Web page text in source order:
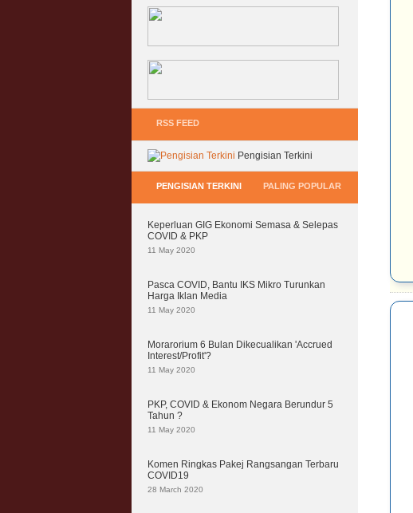
RSS FEED
Pengisian Terkini
PENGISIAN TERKINI PALING POPULAR
Keperluan GIG Ekonomi Semasa & Selepas
COVID & PKP
11 May 2020
Pasca COVID, Bantu IKS Mikro Turunkan
Harga Iklan Media
11 May 2020
Morarorium 6 Bulan Dikecualikan 'Accrued
Interest/Profit'?
11 May 2020
PKP, COVID & Ekonom Negara Berundur 5
Tahun ?
11 May 2020
Komen Ringkas Pakej Rangsangan Terbaru
COVID19
28 March 2020